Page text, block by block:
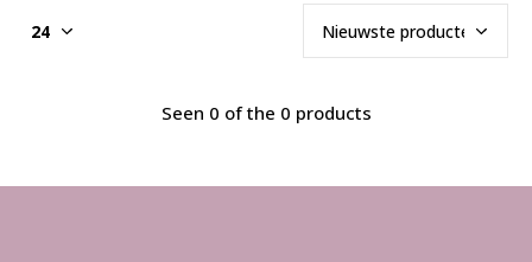
Seen 0 of the 0 products